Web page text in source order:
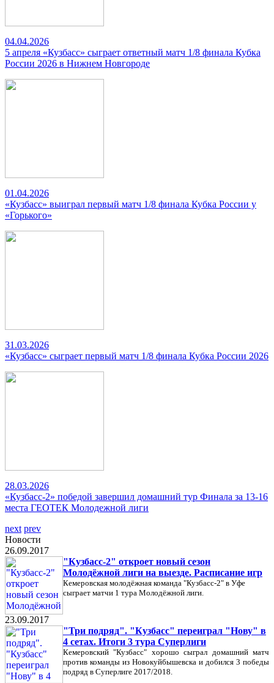
04.04.2026
5 апреля «Кузбасс» сыграет ответный матч 1/8 финала Кубка
России 2026 в Нижнем Новгороде
01.04.2026
«Кузбасс» выиграл первый матч 1/8 финала Кубка России у
«Горького»
31.03.2026
«Кузбасс» сыграет первый матч 1/8 финала Кубка России 2026
28.03.2026
«Кузбасс-2» победой завершил домашний тур Финала за 13-16
места ГЕОТЕК Молодежной лиги
next prev
Новости
26.09.2017
"Кузбасс-2" откроет новый сезон
Молодёжной лиги на выезде. Расписание игр
Кемеровская молодёжная команда "Кузбасс-2" в Уфе
сыграет матчи 1 тура Молодёжной лиги.
23.09.2017
"Три подряд". "Кузбасс" переиграл "Нову" в
4 сетах. Итоги 3 тура Суперлиги
Кемеровский "Кузбасс" хорошо сыграл домашний матч
против команды из Новокуйбышевска и добился 3 победы
подряд в Суперлиге 2017/2018.